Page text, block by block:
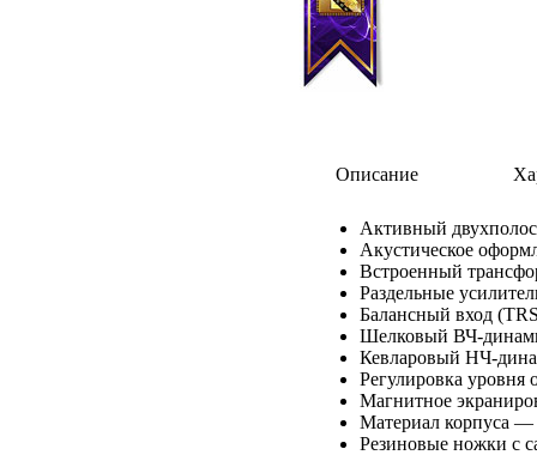
Описание
Активный
Акустическое
Встроенный
Раздельные
Балансный вход
Шелковый ВЧ-
Кевларовый НЧ-
Регулировка уровня
Магнитное
Материал корпуса —
Резиновые ножки с